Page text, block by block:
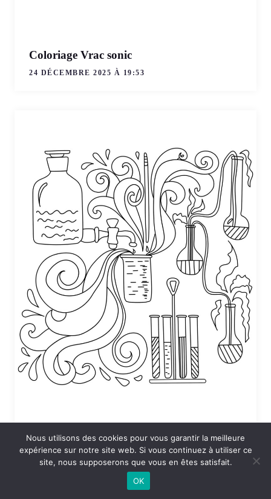
Coloriage Vrac sonic
24 DÉCEMBRE 2025 À 19:53
Coloriage Sciences en vrac
24 DÉCEMBRE 2025 À 19:53
Nous utilisons des cookies pour vous garantir la meilleure
expérience sur notre site web. Si vous continuez à utiliser ce
site, nous supposerons que vous en êtes satisfait.
OK